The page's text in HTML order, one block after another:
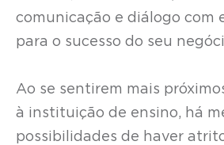
comunicação e diálogo com
para o sucesso do seu
Ao se sentirem mais
à instituição de ensino, há
possibilidades de haver